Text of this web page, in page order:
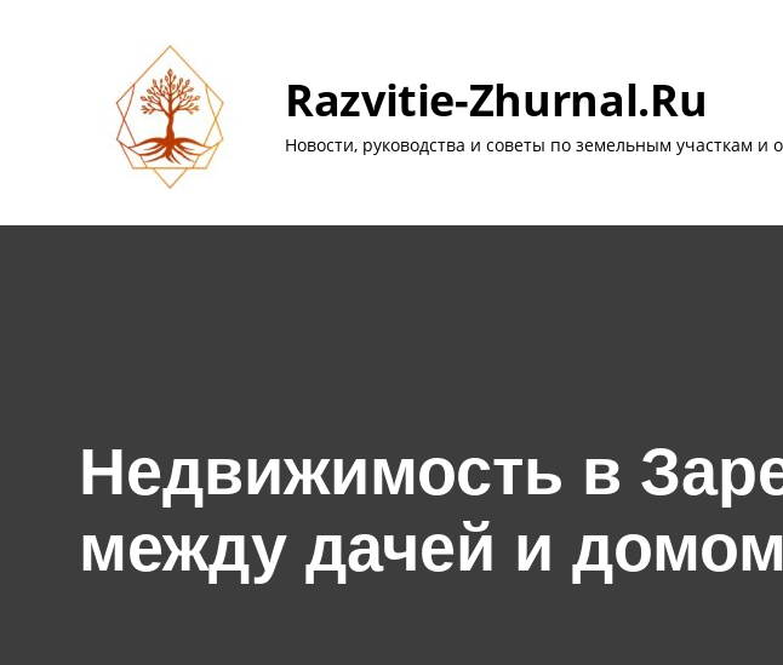
содержимому
Razvitie-Zhurnal.ru
Новости, руководства и советы по земельным участкам и
Недвижимость в
между дачей и